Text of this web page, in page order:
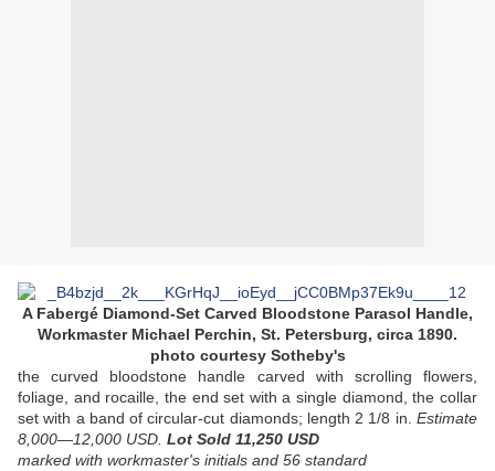
A Fabergé Diamond-Set Carved Bloodstone Parasol Handle,
Workmaster Michael Perchin, St. Petersburg, circa 1890.
photo courtesy Sotheby's
the curved bloodstone handle carved with scrolling flowers,
foliage, and rocaille, the end set with a single diamond, the collar
set with a band of circular-cut diamonds; length 2 1/8 in. Estimate
8,000—12,000 USD. Lot Sold 11,250 USD
marked with workmaster's initials and 56 standard